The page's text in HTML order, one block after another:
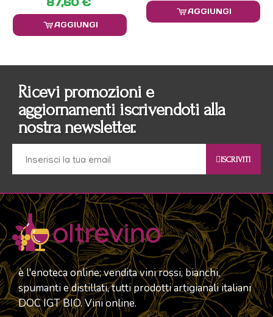
87,60 €
AGGIUNGI
AGGIUNGI
Ricevi promozioni e
aggiornamenti iscrivendoti alla
nostra newsletter.
ISCRIVITI
è l'enoteca online; vendita vini rossi, bianchi,
spumanti e distillati, tutti prodotti artigianali italiani
DOC IGT BIO. Vini online.